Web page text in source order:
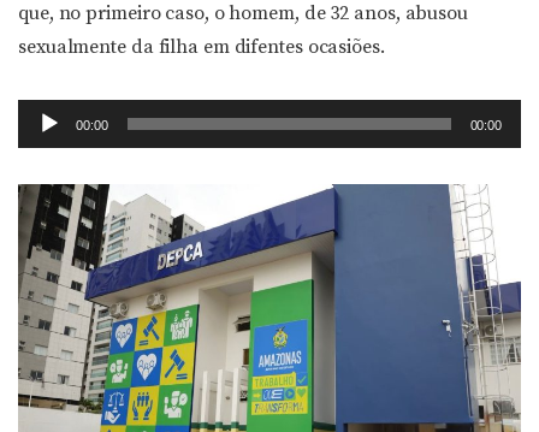
que, no primeiro caso, o homem, de 32 anos, abusou
sexualmente da filha em difentes ocasiões.
Tocador
de
áudio
00:00 00:00